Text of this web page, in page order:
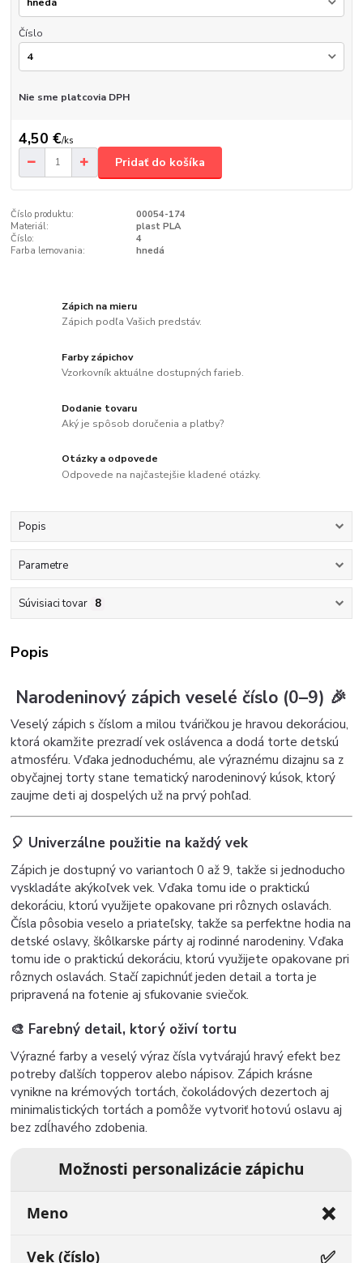
Číslo
Nie sme platcovia DPH
4,50 €/ks
Pridať do košíka
Číslo produktu:
00054-174
Materiál:
plast PLA
Číslo:
4
Farba lemovania:
hnedá
Zápich na mieru
Zápich podľa Vašich predstáv.
Farby zápichov
Vzorkovník aktuálne dostupných farieb.
Dodanie tovaru
Aký je spôsob doručenia a platby?
Otázky a odpovede
Odpovede na najčastejšie kladené otázky.
Popis
Parametre
Súvisiaci tovar 8
Popis
Narodeninový zápich veselé číslo (0–9) 🎉
Veselý zápich s číslom a milou tváričkou je hravou dekoráciou,
ktorá okamžite prezradí vek oslávenca a dodá torte detskú
atmosféru. Vďaka jednoduchému, ale výraznému dizajnu sa z
obyčajnej torty stane tematický narodeninový kúsok, ktorý
zaujme deti aj dospelých už na prvý pohľad.
🎈 Univerzálne použitie na každý vek
Zápich je dostupný vo variantoch 0 až 9, takže si jednoducho
vyskladáte akýkoľvek vek. Vďaka tomu ide o praktickú
dekoráciu, ktorú využijete opakovane pri rôznych oslavách.
Čísla pôsobia veselo a priateľsky, takže sa perfektne hodia na
detské oslavy, škôlkarske párty aj rodinné narodeniny. Vďaka
tomu ide o praktickú dekoráciu, ktorú využijete opakovane pri
rôznych oslavách. Stačí zapichnúť jeden detail a torta je
pripravená na fotenie aj sfukovanie sviečok.
🎨 Farebný detail, ktorý oživí tortu
Výrazné farby a veselý výraz čísla vytvárajú hravý efekt bez
potreby ďalších topperov alebo nápisov. Zápich krásne
vynikne na krémových tortách, čokoládových dezertoch aj
minimalistických tortách a pomôže vytvoriť hotovú oslavu aj
bez zdĺhavého zdobenia.
Možnosti personalizácie zápichu
Meno ❌
Vek (číslo) ✅